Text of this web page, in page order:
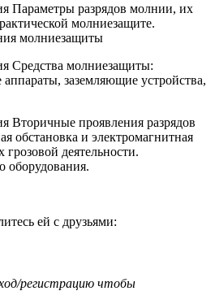
Параметры разрядов молнии, их
молниезащите.
молниезащиты
Средства молниезащиты:
заземляющие устройства,
Вторичные проявления разрядов
обстановка и электромагнитная
грозовой деятельности.
оборудования.
ей с друзьями:
регистрацию чтобы